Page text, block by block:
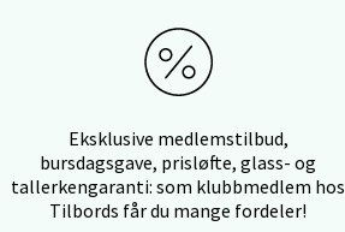
Eksklusive medlemstilbud,
bursdagsgave, prisløfte, glass- og
tallerkengaranti: som klubbmedlem hos
Tilbords får du mange fordeler!